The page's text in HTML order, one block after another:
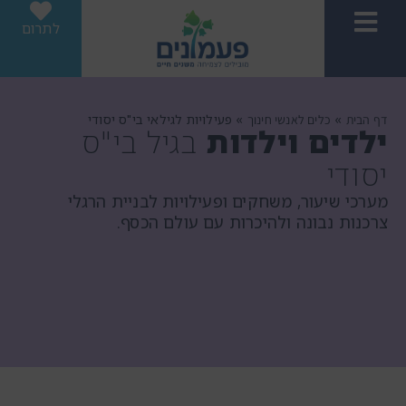
לתרום
דף הבית » כלים לאנשי חינוך » פעילויות לגילאי בי"ס יסודי
ילדים וילדות בגיל בי"ס
יסודי
מערכי שיעור, משחקים ופעילויות לבניית הרגלי
צרכנות נבונה ולהיכרות עם עולם הכסף.